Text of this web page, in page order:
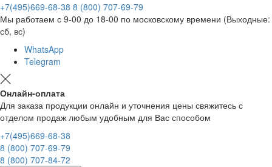
+7(495)669-68-38 8 (800) 707-69-79
Мы работаем с 9-00 до 18-00 по московскому времени (Выходные:
сб, вс)
WhatsApp
Telegram
Онлайн-оплата
Для заказа продукции онлайн и уточнения цены свяжитесь с
отделом продаж любым удобным для Вас способом
+7(495)669-68-38
8 (800) 707-69-79
8 (800) 707-84-72